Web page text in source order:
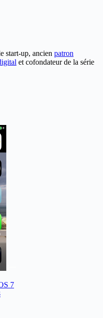
start-up, ancien patron
et cofondateur de la série
7